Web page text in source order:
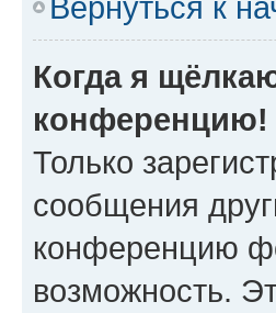
Когда я
конференцию!
Только
сообщения
конференцию
возможность.